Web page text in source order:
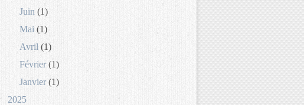
Juin (1)
Mai (1)
Avril (1)
Février(1)
Janvier (1)
2025